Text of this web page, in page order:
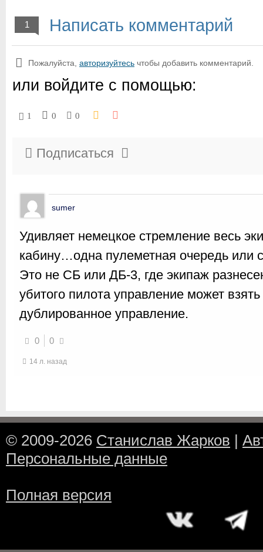
1 Написать комментарий
Пожалуйста, авторизуйтесь чтобы добавить комментарий.
или войдите с помощью:
1 0 0
Подписаться
sumer
Удивляет немецкое стремление весь
кабину…одна пулеметная очередь или
Это не СБ или ДБ-3, где экипаж
убитого пилота управление может
дублированное управление.
0 0
14 л. назад
© 2009-2026 Станислав Жарков |
Персональные данные
Полная версия